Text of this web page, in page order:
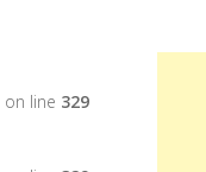
on line 329